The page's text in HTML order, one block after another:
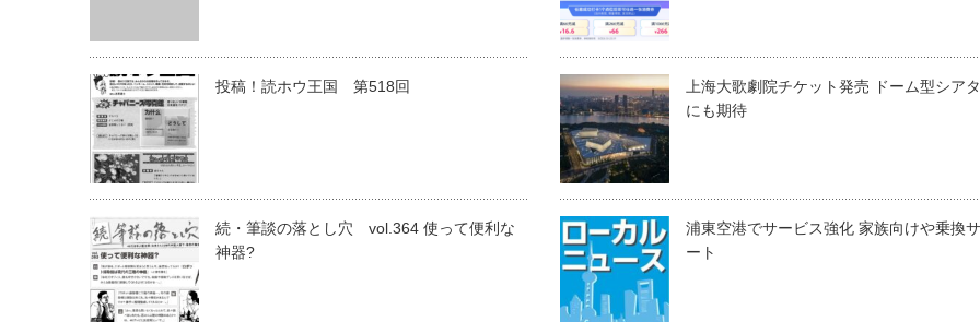
投稿！読ホウ王国 第518回
続・筆談の落とし穴 vol.364 使って便利な
神器?
上海大歌劇院チケット発売 ドーム型シア
にも期待
浦東空港でサービス強化 家族向けや乗換
ート